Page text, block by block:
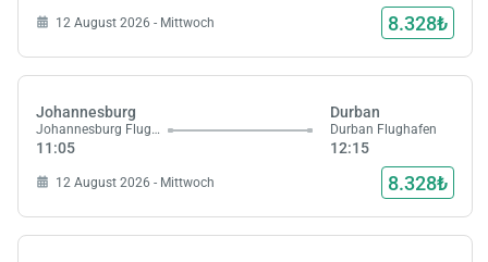
12 August 2026 - Mittwoch 8.328₺
Johannesburg
Johannesburg Flughafen
11:05
Durban
Durban Flughafen
12:15
12 August 2026 - Mittwoch 8.328₺